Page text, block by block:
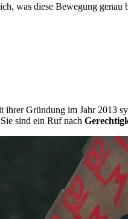
was diese Bewegung genau
ihrer Gründung im Jahr 2013
sind ein Ruf nach